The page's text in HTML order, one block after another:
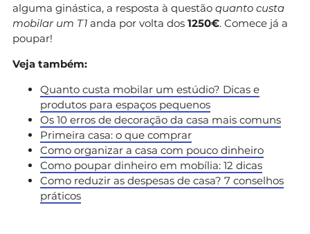
alguma ginástica, a resposta à questão quanto custa
mobilar um T1 anda por volta dos 1250€. Comece já a
poupar!
Veja também:
Quanto custa mobilar um estúdio? Dicas e
produtos para espaços pequenos
Os 10 erros de decoração da casa mais comuns
Primeira casa: o que comprar
Como organizar a casa com pouco dinheiro
Como poupar dinheiro em mobília: 12 dicas
Como reduzir as despesas de casa? 7 conselhos
práticos